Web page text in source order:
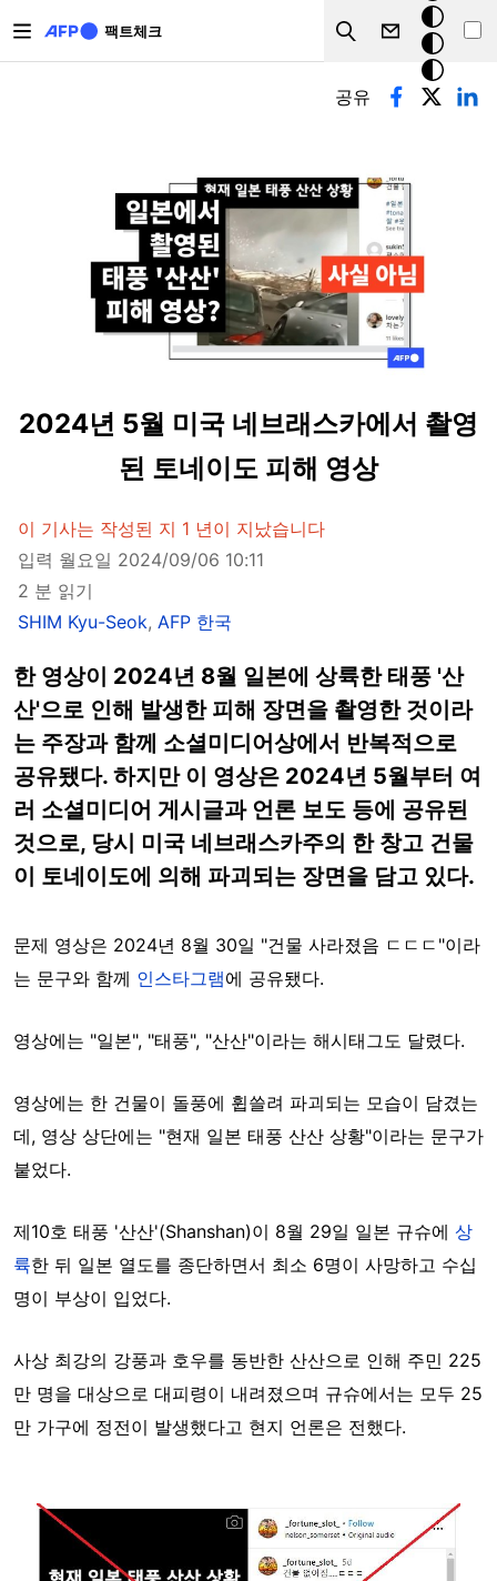
팩트체크
Search
크
모
드
기본탭
공유
2024년 5월 미국 네브래스카에서 촬영
된 토네이도 피해 영상
이 기사는 작성된 지 1 년이 지났습니다
입력 월요일 2024/09/06 10:11
2 분 읽기
SHIM Kyu-Seok, AFP 한국
한 영상이 2024년 8월 일본에 상륙한 태풍 '산
산'으로 인해 발생한 피해 장면을 촬영한 것이라
는 주장과 함께 소셜미디어상에서 반복적으로
공유됐다. 하지만 이 영상은 2024년 5월부터 여
러 소셜미디어 게시글과 언론 보도 등에 공유된
것으로, 당시 미국 네브래스카주의 한 창고 건물
이 토네이도에 의해 파괴되는 장면을 담고 있다.
문제 영상은 2024년 8월 30일 "건물 사라졌음 ㄷㄷㄷ"이라
는 문구와 함께 인스타그램에 공유됐다.
영상에는 "일본", "태풍", "산산"이라는 해시태그도 달렸다.
영상에는 한 건물이 돌풍에 휩쓸려 파괴되는 모습이 담겼는
데, 영상 상단에는 "현재 일본 태풍 산산 상황"이라는 문구가
붙었다.
제10호 태풍 '산산'(Shanshan)이 8월 29일 일본 규슈에 상
륙한 뒤 일본 열도를 종단하면서 최소 6명이 사망하고 수십
명이 부상이 입었다.
사상 최강의 강풍과 호우를 동반한 산산으로 인해 주민 225
만 명을 대상으로 대피령이 내려졌으며 규슈에서는 모두 25
만 가구에 정전이 발생했다고 현지 언론은 전했다.
Image